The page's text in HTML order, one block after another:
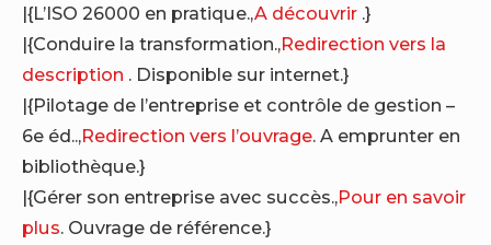
|{L’ISO 26000 en pratique.,A découvrir .}
|{Conduire la transformation.,Redirection vers la
description . Disponible sur internet.}
|{Pilotage de l’entreprise et contrôle de gestion –
6e éd..,Redirection vers l’ouvrage. A emprunter en
bibliothèque.}
|{Gérer son entreprise avec succès.,Pour en savoir
plus. Ouvrage de référence.}